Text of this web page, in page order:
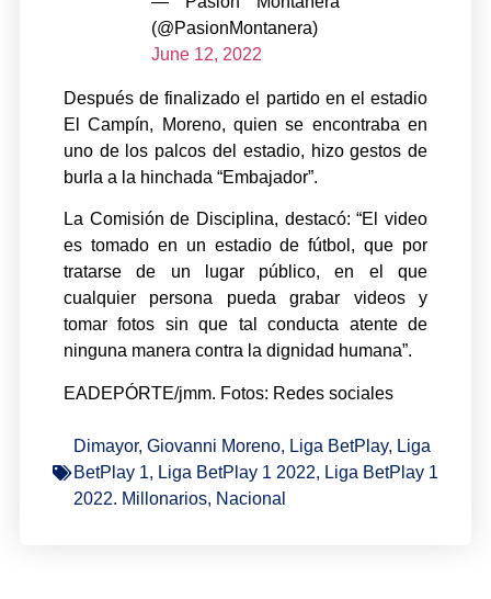
(@PasionMontanera)
June 12, 2022
Después de finalizado el partido en el estadio
El Campín, Moreno, quien se encontraba en
uno de los palcos del estadio, hizo gestos de
burla a la hinchada “Embajador”.
La Comisión de Disciplina, destacó: “El video
es tomado en un estadio de fútbol, que por
tratarse de un lugar público, en el que
cualquier persona pueda grabar videos y
tomar fotos sin que tal conducta atente de
ninguna manera contra la dignidad humana”.
EADEPÓRTE/jmm. Fotos: Redes sociales
Dimayor, Giovanni Moreno, Liga BetPlay, Liga
BetPlay 1, Liga BetPlay 1 2022, Liga BetPlay 1
2022. Millonarios, Nacional